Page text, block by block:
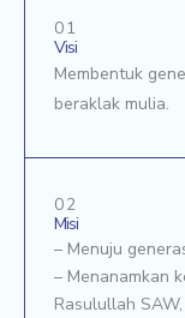
01
Visi
Membentuk
beraklak mulia.
02
Misi
– Menuju
– Menanamkan
Rasulullah